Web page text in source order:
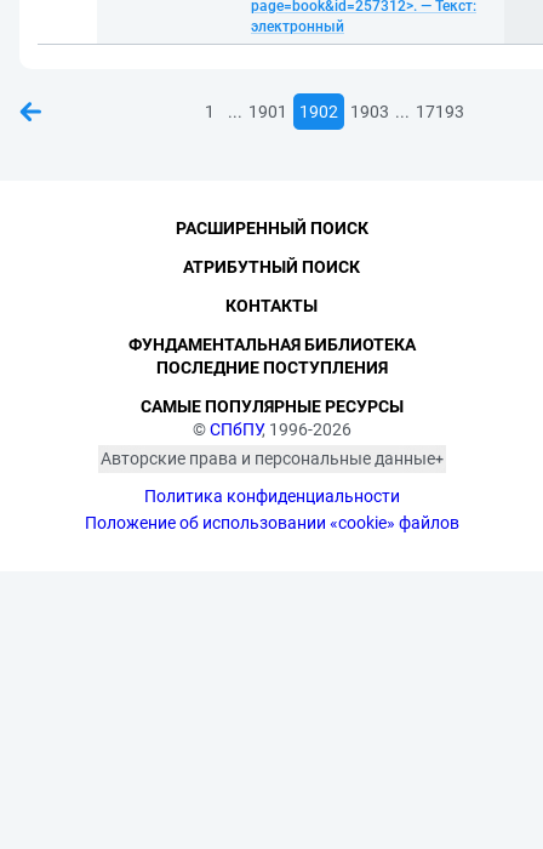
page=book&id=257312>. — Текст:
электронный
1 ... 1901 1902 1903 ... 17193
©СПбПУ, 1996-2026
Авторские права и персональные данные
изображённых лиц в соответствии
с требованиями законодательства
Политика конфиденциальности
Положение об использовании «cookie» файлов
РАСШИРЕННЫЙ ПОИСК
АТРИБУТНЫЙ ПОИСК
КОНТАКТЫ
ФУНДАМЕНТАЛЬНАЯ БИБЛИОТЕКА
ПОСЛЕДНИЕ ПОСТУПЛЕНИЯ
САМЫЕ ПОПУЛЯРНЫЕ РЕСУРСЫ